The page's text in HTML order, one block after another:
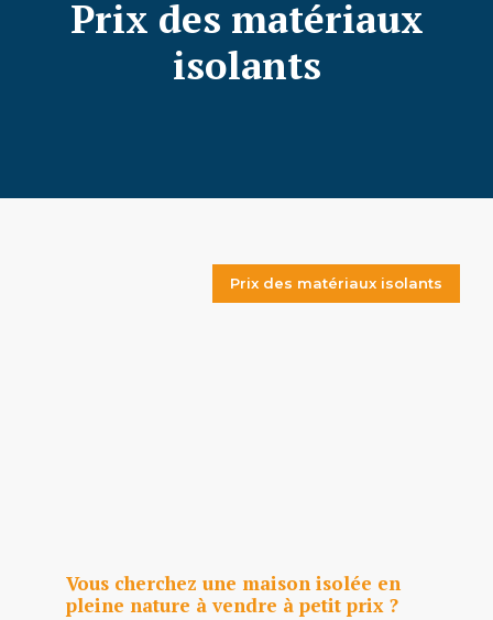
Prix des matériaux
isolants
Prix des matériaux isolants
Vous cherchez une maison isolée en
pleine nature à vendre à petit prix ?